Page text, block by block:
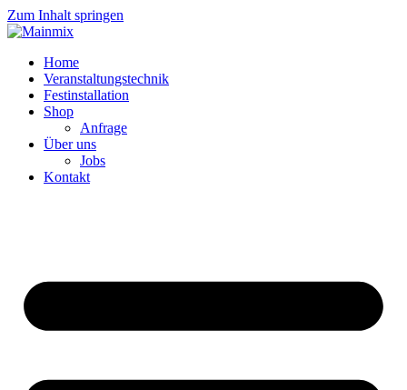
Zum Inhalt springen
Home
Veranstaltungstechnik
Festinstallation
Shop
Anfrage
Über uns
Jobs
Kontakt